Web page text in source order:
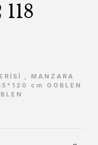
, MANZARA
cm GOBLEN